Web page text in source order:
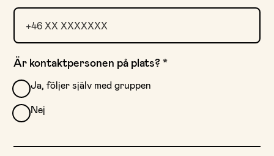
Är kontaktpersonen på plats?*
Ja, följer själv med gruppen
Nej